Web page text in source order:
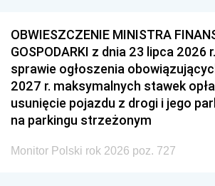
OBWIESZCZENIE MINISTRA
GOSPODARKI z dnia 23 lipca 2026
sprawie ogłoszenia
2027 r. maksymalnych stawek
usunięcie pojazdu z drogi i jego
na parkingu strzeżonym
Monitor Polski rok 2026 poz. 727